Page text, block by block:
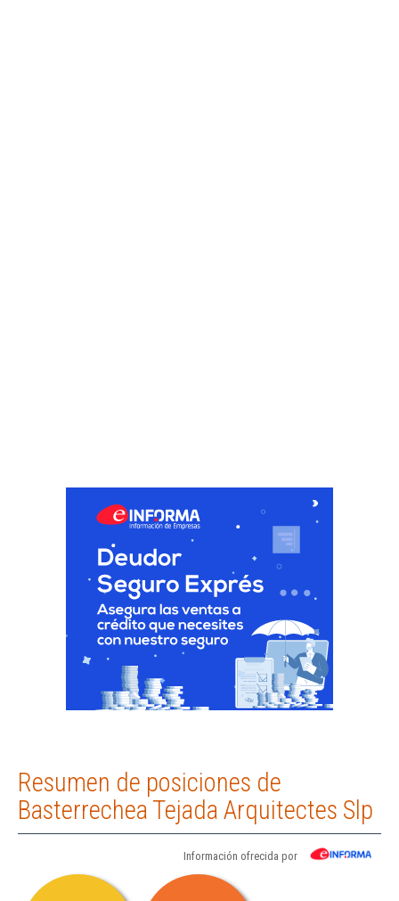
Resumen de posiciones de
Basterrechea Tejada Arquitectes Slp
Información ofrecida por